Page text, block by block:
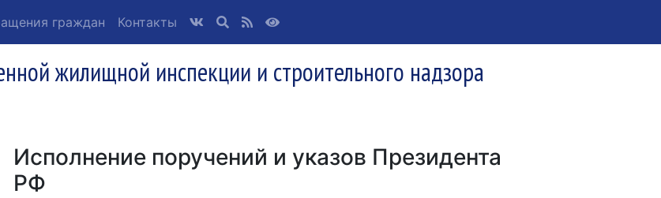
граждан Контакты
жилищной инспекции и строительного надзора
Исполнение поручений и указов Президента
РФ